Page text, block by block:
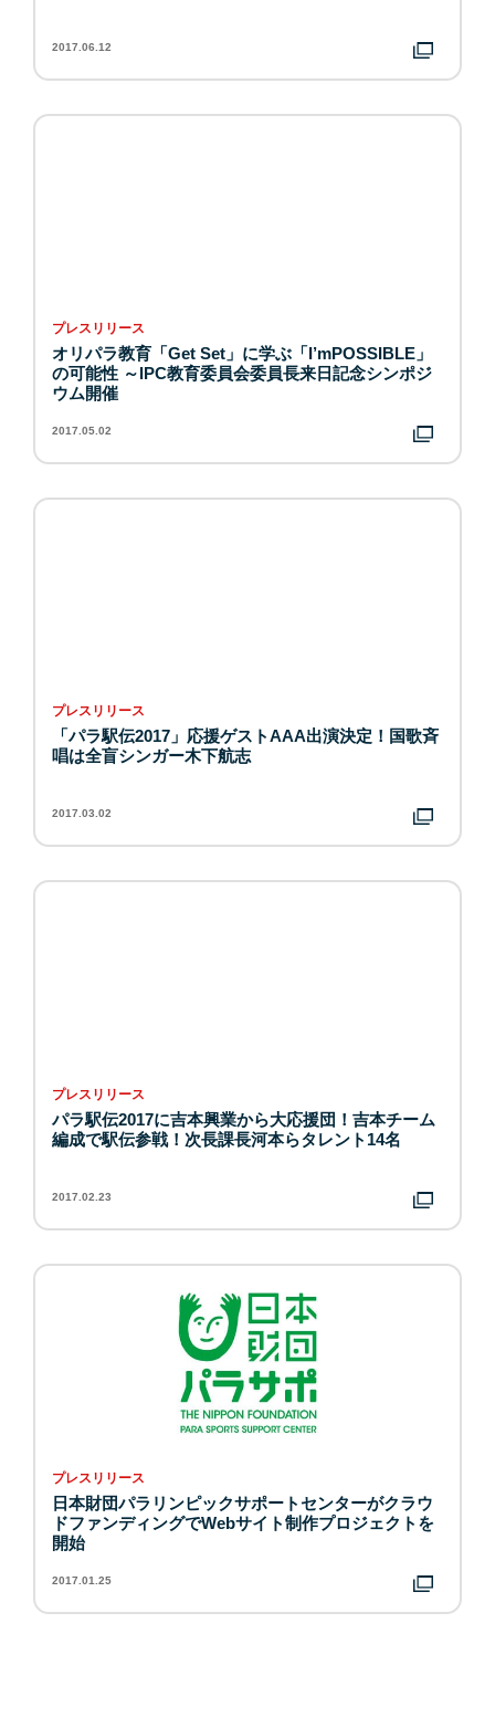
2017.06.12
プレスリリース
オリパラ教育「Get Set」に学ぶ「I’mPOSSIBLE」
の可能性 ～IPC教育委員会委員長来日記念シンポジ
ウム開催
2017.05.02
プレスリリース
「パラ駅伝2017」応援ゲストAAA出演決定！国歌斉
唱は全盲シンガー木下航志
2017.03.02
プレスリリース
パラ駅伝2017に吉本興業から大応援団！吉本チーム
編成で駅伝参戦！次長課長河本らタレント14名
2017.02.23
プレスリリース
日本財団パラリンピックサポートセンターがクラウ
ドファンディングでWebサイト制作プロジェクトを
開始
2017.01.25